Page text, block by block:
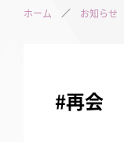
ホーム ／ お知らせ
#再会